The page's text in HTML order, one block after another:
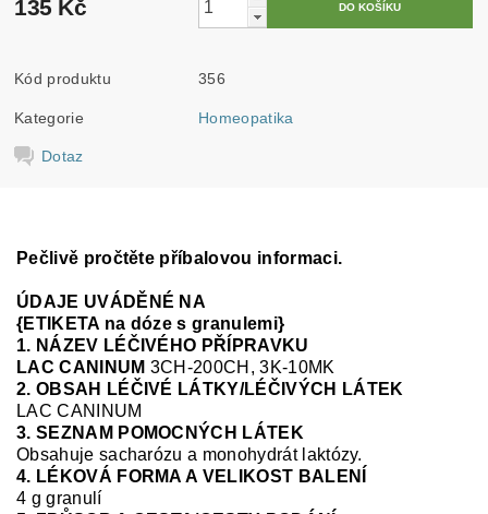
135 Kč
Kód produktu 356
Kategorie Homeopatika
Dotaz
Pečlivě pročtěte příbalovou informaci.
ÚDAJE UVÁDĚNÉ NA
{ETIKETA na dóze s granulemi}
1. NÁZEV LÉČIVÉHO PŘÍPRAVKU
LAC CANINUM 3CH-200CH, 3K-10MK
2. OBSAH LÉČIVÉ LÁTKY/LÉČIVÝCH LÁTEK
LAC CANINUM
3. SEZNAM POMOCNÝCH LÁTEK
Obsahuje sacharózu a monohydrát laktózy.
4. LÉKOVÁ FORMA A VELIKOST BALENÍ
4 g granulí